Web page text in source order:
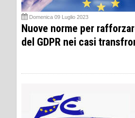
Domenica 09 Luglio 2023
Nuove norme per
del GDPR nei casi